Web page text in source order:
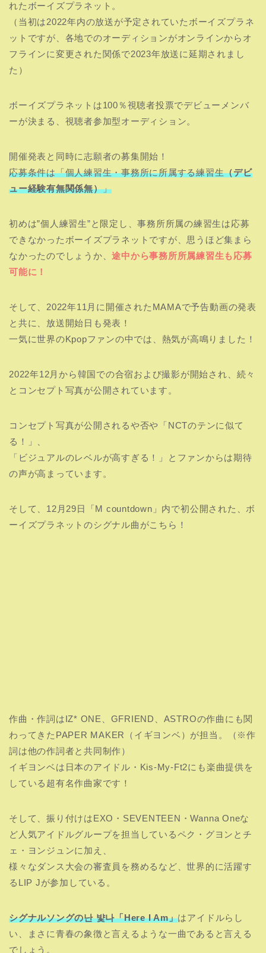
れたボーイズプラネット。
（当初は2022年内の放送が予定されていたボーイズプラネ
ットですが、各地でのオーディションがオンラインからオ
フラインに変更された関係で2023年放送に延期されまし
た）
ボーイズプラネットは100％視聴者投票でデビューメンバ
ーが決まる、視聴者参加型オーディション。
開催発表と同時に志願者の募集開始！
応募条件は「個人練習生・事務所に所属する練習生（デビ
ュー経験有無関係無）」
初めは”個人練習生”と限定し、事務所所属の練習生は応募
できなかったボーイズプラネットですが、思うほど集まら
なかったのでしょうか、途中から事務所所属練習生も応募
可能に！
そして、2022年11月に開催されたMAMAで予告動画の発表
と共に、放送開始日も発表！
一気に世界のKpopファンの中では、熱気が高鳴りました！
2022年12月から韓国での合宿および撮影が開始され、続々
とコンセプト写真が公開されています。
コンセプト写真が公開されるや否や「NCTのテンに似て
る！」、
「ビジュアルのレベルが高すぎる！」とファンからは期待
の声が高まっています。
そして、12月29日「M countdown」内で初公開された、ボ
ーイズプラネットのシグナル曲がこちら！
作曲・作詞はIZ* ONE、GFRIEND、ASTROの作曲にも関
わってきたPAPER MAKER（イギヨンベ）が担当。（※作
詞は他の作詞者と共同制作）
イギヨンベは日本のアイドル・Kis-My-Ft2にも楽曲提供を
している超有名作曲家です！
そして、振り付けはEXO・SEVENTEEN・Wanna Oneな
ど人気アイドルグループを担当しているペク・グヨンとチ
ェ・ヨンジュンに加え、
様々なダンス大会の審査員を務めるなど、世界的に活躍す
るLIP Jが参加している。
シグナルソングの난 뱣나「Here I Am」はアイドルらし
い、まさに青春の象徴と言えるような一曲であると言える
でしょう。